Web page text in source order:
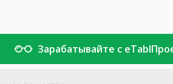
Зарабатывайте с eTabl